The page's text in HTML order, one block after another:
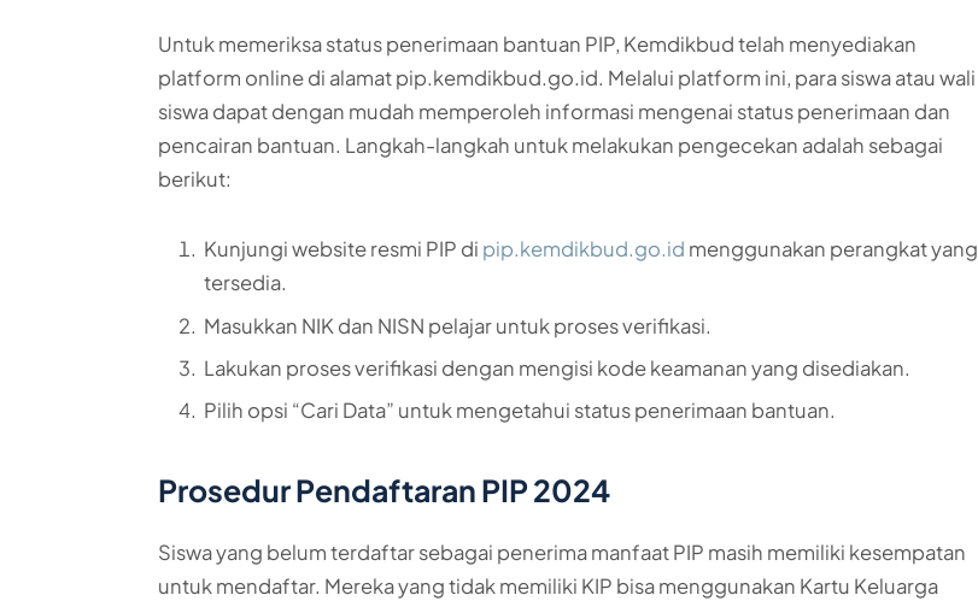
Untuk memeriksa status penerimaan bantuan PIP, Kemdikbud telah menyediakan
platform online di alamat pip.kemdikbud.go.id. Melalui platform ini, para siswa atau wali
siswa dapat dengan mudah memperoleh informasi mengenai status penerimaan dan
pencairan bantuan. Langkah-langkah untuk melakukan pengecekan adalah sebagai
berikut:
Kunjungi website resmi PIP di pip.kemdikbud.go.id menggunakan perangkat yang
tersedia.
Masukkan NIK dan NISN pelajar untuk proses verifikasi.
Lakukan proses verifikasi dengan mengisi kode keamanan yang disediakan.
Pilih opsi “Cari Data” untuk mengetahui status penerimaan bantuan.
Prosedur Pendaftaran PIP 2024
Siswa yang belum terdaftar sebagai penerima manfaat PIP masih memiliki kesempatan
untuk mendaftar. Mereka yang tidak memiliki KIP bisa menggunakan Kartu Keluarga